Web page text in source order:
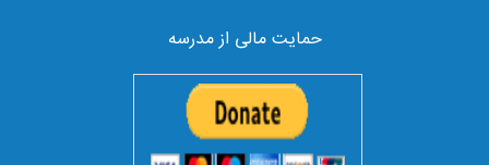
حمایت مالی از مدرسه